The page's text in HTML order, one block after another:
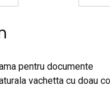
pentru documente
vachetta cu doau